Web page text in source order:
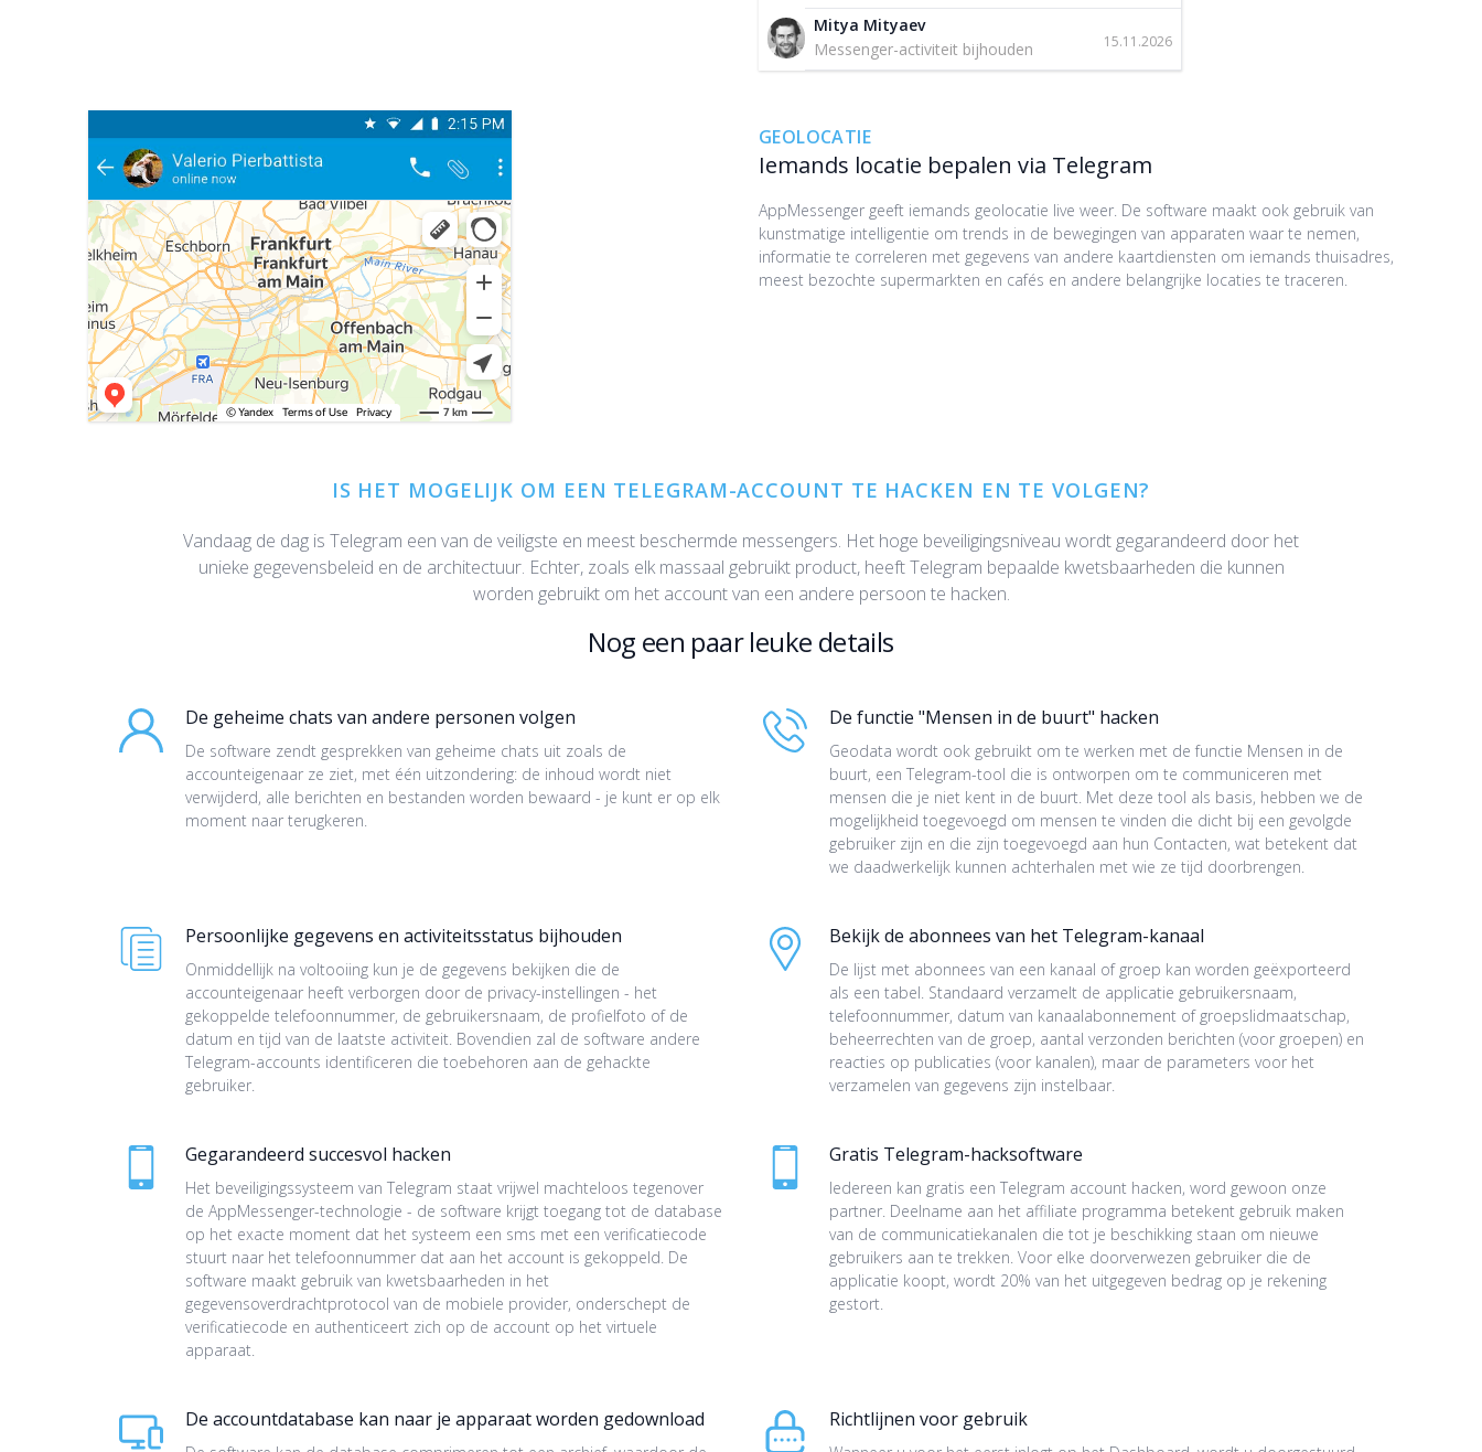
Mitya Mityaev
15.11.2026
Messenger-activiteit bijhouden
GEOLOCATIE
Iemands locatie bepalen via Telegram
AppMessenger geeft iemands geolocatie live weer. De software maakt ook gebruik van
kunstmatige intelligentie om trends in de bewegingen van apparaten waar te nemen,
informatie te correleren met gegevens van andere kaartdiensten om iemands thuisadres,
meest bezochte supermarkten en cafés en andere belangrijke locaties te traceren.
IS HET MOGELIJK OM EEN TELEGRAM-ACCOUNT TE HACKEN EN TE VOLGEN?
Vandaag de dag is Telegram een van de veiligste en meest beschermde messengers. Het hoge beveiligingsniveau wordt gegarandeerd door het
unieke gegevensbeleid en de architectuur. Echter, zoals elk massaal gebruikt product, heeft Telegram bepaalde kwetsbaarheden die kunnen
worden gebruikt om het account van een andere persoon te hacken.
Nog een paar leuke details
De geheime chats van andere personen volgen
De software zendt gesprekken van geheime chats uit zoals de
accounteigenaar ze ziet, met één uitzondering: de inhoud wordt niet
verwijderd, alle berichten en bestanden worden bewaard - je kunt er op elk
moment naar terugkeren.
De functie "Mensen in de buurt" hacken
Geodata wordt ook gebruikt om te werken met de functie Mensen in de
buurt, een Telegram-tool die is ontworpen om te communiceren met
mensen die je niet kent in de buurt. Met deze tool als basis, hebben we de
mogelijkheid toegevoegd om mensen te vinden die dicht bij een gevolgde
gebruiker zijn en die zijn toegevoegd aan hun Contacten, wat betekent dat
we daadwerkelijk kunnen achterhalen met wie ze tijd doorbrengen.
Persoonlijke gegevens en activiteitsstatus bijhouden
Onmiddellijk na voltooiing kun je de gegevens bekijken die de
accounteigenaar heeft verborgen door de privacy-instellingen - het
gekoppelde telefoonnummer, de gebruikersnaam, de profielfoto of de
datum en tijd van de laatste activiteit. Bovendien zal de software andere
Telegram-accounts identificeren die toebehoren aan de gehackte
gebruiker.
Bekijk de abonnees van het Telegram-kanaal
De lijst met abonnees van een kanaal of groep kan worden geëxporteerd
als een tabel. Standaard verzamelt de applicatie gebruikersnaam,
telefoonnummer, datum van kanaalabonnement of groepslidmaatschap,
beheerrechten van de groep, aantal verzonden berichten (voor groepen) en
reacties op publicaties (voor kanalen), maar de parameters voor het
verzamelen van gegevens zijn instelbaar.
Gegarandeerd succesvol hacken
Het beveiligingssysteem van Telegram staat vrijwel machteloos tegenover
de AppMessenger-technologie - de software krijgt toegang tot de database
op het exacte moment dat het systeem een sms met een verificatiecode
stuurt naar het telefoonnummer dat aan het account is gekoppeld. De
software maakt gebruik van kwetsbaarheden in het
gegevensoverdrachtprotocol van de mobiele provider, onderschept de
verificatiecode en authenticeert zich op de account op het virtuele
apparaat.
Gratis Telegram-hacksoftware
Iedereen kan gratis een Telegram account hacken, word gewoon onze
partner. Deelname aan het affiliate programma betekent gebruik maken
van de communicatiekanalen die tot je beschikking staan om nieuwe
gebruikers aan te trekken. Voor elke doorverwezen gebruiker die de
applicatie koopt, wordt 20% van het uitgegeven bedrag op je rekening
gestort.
De accountdatabase kan naar je apparaat worden gedownload Richtlijnen voor gebruik